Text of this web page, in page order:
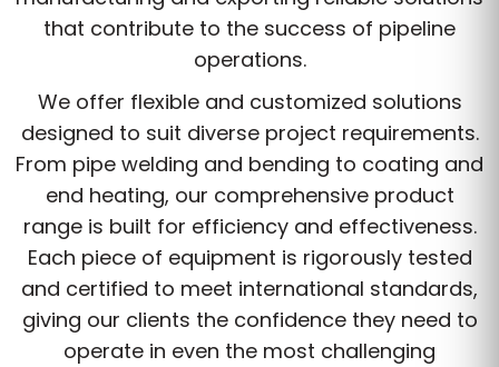
that contribute to the success of pipeline
operations.
We offer flexible and customized solutions
designed to suit diverse project requirements.
From pipe welding and bending to coating and
end heating, our comprehensive product
range is built for efficiency and effectiveness.
Each piece of equipment is rigorously tested
and certified to meet international standards,
giving our clients the confidence they need to
operate in even the most challenging